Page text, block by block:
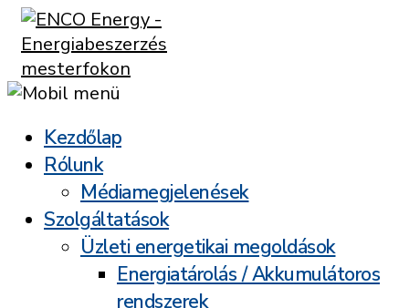
Kezdőlap
Rólunk
Médiamegjelenések
Szolgáltatások
Üzleti energetikai megoldások
Energiatárolás / Akkumulátoros
rendszerek